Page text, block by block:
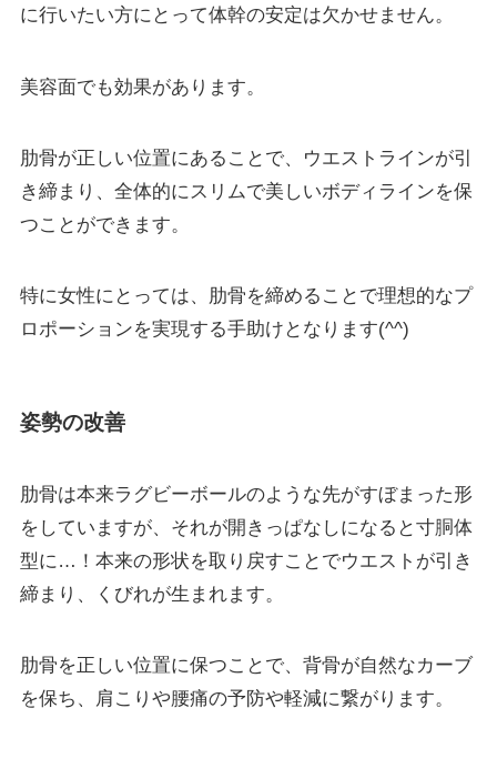
に行いたい方にとって体幹の安定は欠かせません。
美容面でも効果があります。
肋骨が正しい位置にあることで、ウエストラインが引
き締まり、全体的にスリムで美しいボディラインを保
つことができます。
特に女性にとっては、肋骨を締めることで理想的なプ
ロポーションを実現する手助けとなります(^^)
姿勢の改善
肋骨は本来ラグビーボールのような先がすぼまった形
をしていますが、それが開きっぱなしになると寸胴体
型に…！本来の形状を取り戻すことでウエストが引き
締まり、くびれが生まれます。
肋骨を正しい位置に保つことで、背骨が自然なカーブ
を保ち、肩こりや腰痛の予防や軽減に繋がります。